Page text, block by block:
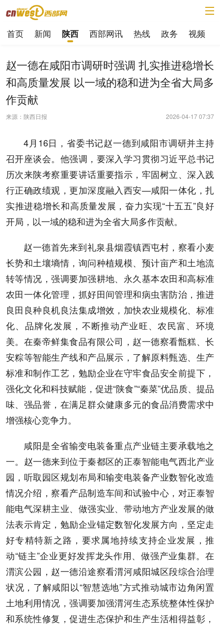
首页 新闻 陕西 西部网讯 热线 政务 视频
赵一德在咸阳市调研时强调 扎实推进稳增长
和高质量发展 以一域的稳和进为全省大局多
作贡献
来源：陕西日报 2026-04-17 07:37
4月16日，省委书记赵一德到咸阳市调研并主持
召开座谈会。他强调，要深入学习贯彻习近平总书记
历次来陕考察重要讲话重要指示，牢固树立、深入践
行正确政绩观，更加深度融入西安—咸阳一体化，扎
实推进稳增长和高质量发展，奋力实现“十五五”良好
开局，以一域的稳和进为全省大局多作贡献。
赵一德首先来到礼泉县烟霞镇西屯村，察看小麦
长势和土壤墒情，询问种植规模、预计亩产和土地流
转等情况，强调要加强耕地、永久基本农田和高标准
农田一体化管理，抓好田间管理和病虫害防治，推进
良田良种良机良法集成增效，加快农业规模化、标准
化、品牌化发展，不断推动产业旺、农民富、环境
美。在秦帝鲜集食品有限公司，赵一德察看甑糕、长
安粽等智能生产线和产品展示，了解原料甄选、生产
标准和制作工艺，勉励企业在守牢食品安全前提下，
强化文化和科技赋能，促进“陕食”“秦菜”优品质、提品
味、强品誉，在满足群众健康多元的食品消费需求中
增强核心竞争力。
咸阳是全省输变电装备重点产业链主要承载地之
一。赵一德来到位于秦都区的正泰智能电气西北产业
园，听取园区规划布局和输变电装备产业数智化改造
情况介绍，察看产品制造车间和试验中心，对正泰智
能电气深耕主业、做强实业、带动地方产业发展的做
法表示肯定，勉励企业锚定数智化发展方向，坚定走
好专精特新之路，要求属地持续支持企业发展，推
动“链主”企业更好发挥龙头作用、做强产业集群。在
渭滨公园，赵一德沿途察看渭河咸阳城区段综合治理
状况，了解咸阳以“智慧选地”方式推动城市边角闲置
土地利用情况，强调要加强渭河生态系统整体性保护
和系统性修复，促进生态保护和生产生活相得益彰，